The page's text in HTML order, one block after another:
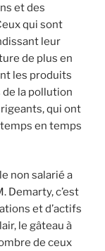
et des
qui sont
leur
de plus en
les produits
la pollution
qui ont
en temps
non salarié a
Demarty, c’est
et d’actifs
le gâteau à
de ceux